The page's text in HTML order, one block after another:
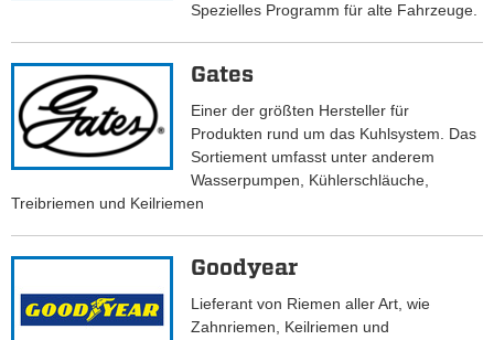
Spezielles Programm für alte Fahrzeuge.
Gates
Einer der größten Hersteller für
Produkten rund um das Kuhlsystem. Das
Sortiement umfasst unter anderem
Wasserpumpen, Kühlerschläuche,
Treibriemen und Keilriemen
Goodyear
Lieferant von Riemen aller Art, wie
Zahnriemen, Keilriemen und